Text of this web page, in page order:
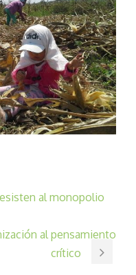
al monopolio
al pensamiento
crítico